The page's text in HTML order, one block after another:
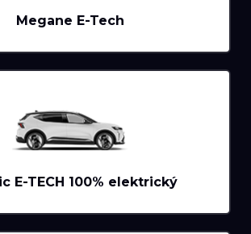
Megane E-Tech
E-TECH 100% elektrický